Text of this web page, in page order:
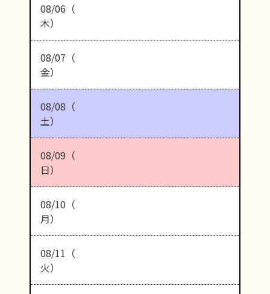
08/06（
木）
08/07（
金）
08/08（
土）
08/09（
日）
08/10（
月）
08/11（
火）